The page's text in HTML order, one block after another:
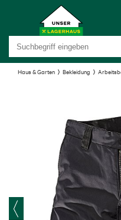
Haus & Garten Bekleidung